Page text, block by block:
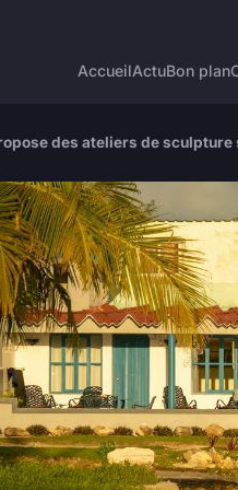
AccueilActuBon plan
des ateliers de